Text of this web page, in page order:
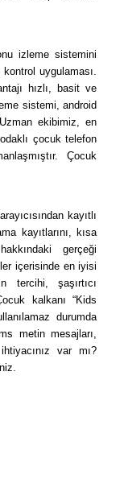
izleme sistemini
uygulaması.
hızlı, basit ve
sistemi, android
ekibimiz, en
çocuk telefon
Çocuk
kayıtlı
kayıtlarını, kısa
gerçeği
içerisinde en iyisi
tercihi, şaşırtıcı
kalkanı “Kids
durumda
metin mesajları,
var mı?